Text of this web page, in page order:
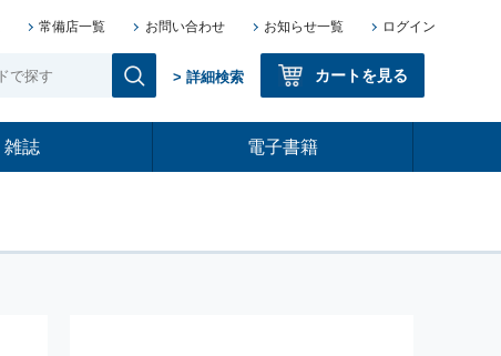
常備店一覧 お問い合わせ お知らせ一覧 ログイン
> 詳細検索 カートを見る
雑誌 電子書籍